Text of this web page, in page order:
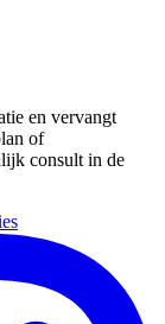
en vervangt
of
consult in de